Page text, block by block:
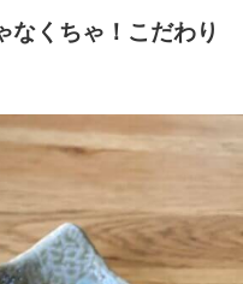
なくちゃ！こだわり